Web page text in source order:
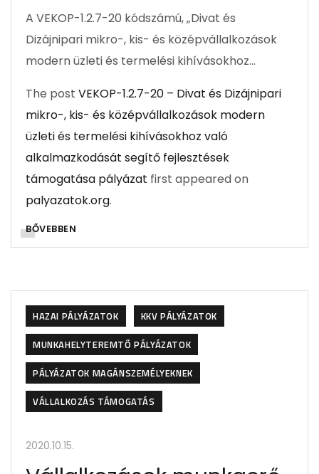
A VEKOP-1.2.7-20 kódszámú, „Divat és
Dizájnipari mikro-, kis- és középvállalkozások
modern üzleti és termelési kihívásokhoz…
The post VEKOP-1.2.7-20 – Divat és Dizájnipari
mikro-, kis- és középvállalkozások modern
üzleti és termelési kihívásokhoz való
alkalmazkodását segítő fejlesztések
támogatása pályázat first appeared on
palyazatok.org.
BŐVEBBEN
HAZAI PÁLYÁZATOK
KKV PÁLYÁZATOK
MUNKAHELYTEREMTŐ PÁLYÁZATOK
PÁLYÁZATOK MAGÁNSZEMÉLYEKNEK
VÁLLALKOZÁS TÁMOGATÁS
2020.10.15.